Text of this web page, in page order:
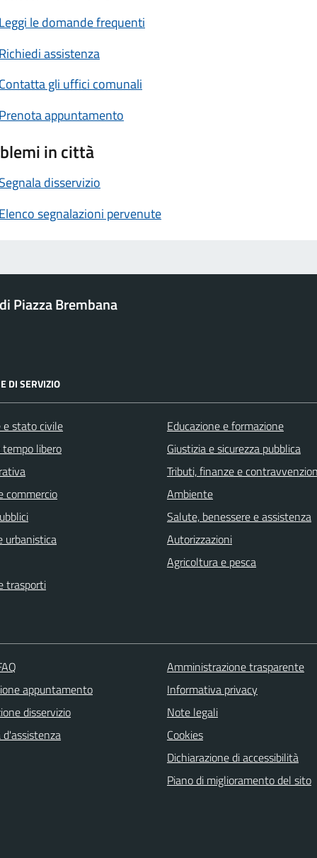
Leggi le domande frequenti
Richiedi assistenza
Contatta gli uffici comunali
Prenota appuntamento
in città
Segnala disservizio
Elenco segnalazioni pervenute
Piazza Brembana
DI SERVIZIO
e stato civile
libero
commercio
urbanistica
trasporti
Educazione e formazione
Giustizia e sicurezza pubblica
Tributi, finanze e
Ambiente
Salute, benessere e assistenza
Autorizzazioni
Agricoltura e pesca
appuntamento
disservizio
d'assistenza
Amministrazione trasparente
Informativa privacy
Note legali
Cookies
Dichiarazione di accessibilità
Piano di miglioramento del sito